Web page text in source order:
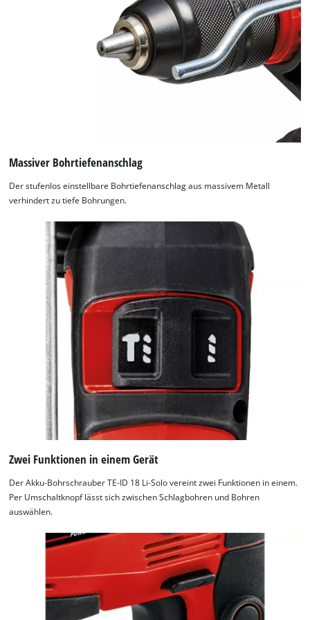
Massiver Bohrtiefenanschlag
Der stufenlos einstellbare Bohrtiefenanschlag aus massivem Metall
verhindert zu tiefe Bohrungen.
Zwei Funktionen in einem Gerät
Der Akku-Bohrschrauber TE-ID 18 Li-Solo vereint zwei Funktionen in einem.
Per Umschaltknopf lässt sich zwischen Schlagbohren und Bohren
auswählen.